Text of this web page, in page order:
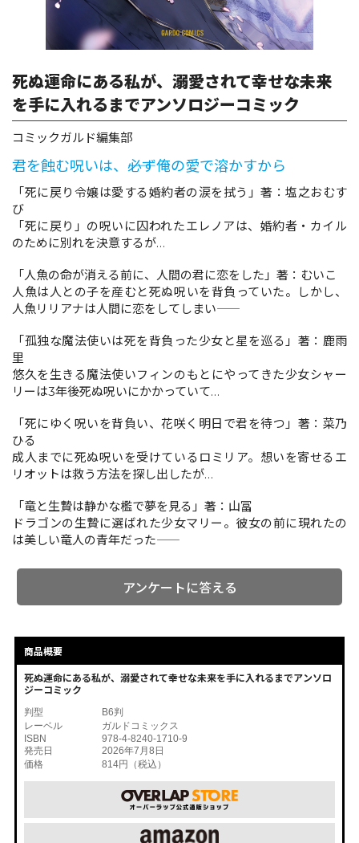
コミックエッセイ
閉じる
死ぬ運命にある私が、溺愛されて幸せな未来
を手に入れるまでアンソロジーコミック
コミックガルド編集部
君を蝕む呪いは、――必ず俺の愛で溶かすから
「死に戻り令嬢は愛する婚約者の涙を拭う」著：塩之おむす
び
「死に戻り」の呪いに囚われたエレノアは、婚約者・カイル
のために別れを決意するが…
「人魚の命が消える前に、人間の君に恋をした」著：むいこ
人魚は人との子を産むと死ぬ呪いを背負っていた。しかし、
人魚リリアナは人間に恋をしてしまい――
「孤独な魔法使いは死を背負った少女と星を巡る」著：鹿雨
里
悠久を生きる魔法使いフィンのもとにやってきた少女シャー
リーは3年後死ぬ呪いにかかっていて…
「死にゆく呪いを背負い、花咲く明日で君を待つ」著：菜乃
ひる
成人までに死ぬ呪いを受けているロミリア。想いを寄せるエ
リオットは救う方法を探し出したが…
「竜と生贄は静かな檻で夢を見る」著：山冨
ドラゴンの生贄に選ばれた少女マリー。彼女の前に現れたの
は美しい竜人の青年だった――
アンケートに答える
商品概要
死ぬ運命にある私が、溺愛されて幸せな未来を手に入れるまでアンソロ
ジーコミック
判型
B6判
レーベル
ガルドコミックス
ISBN
978-4-8240-1710-9
発売日
2026年7月8日
価格
814円（税込）